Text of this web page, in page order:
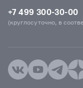
+7 499 300-30-00
(круглосуточно, в